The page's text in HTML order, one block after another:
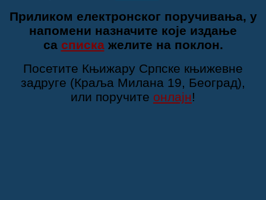
Приликом електронског поручивања, у
напомени назначите које издање
са спискажелите на поклон.
Посетите Књижару Српске књижевне
задруге (Краља Милана 19, Београд),
или поручите онлајн!